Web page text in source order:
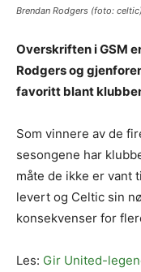
Brendan Rodgers (foto: celtic)
Overskriften i GSM
Rodgers og
favoritt blant
Som vinnere av de
sesongene har
måte de ikke er vant
levert og Celtic sin
konsekvenser for
Les: Gir United-